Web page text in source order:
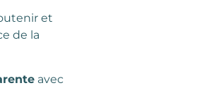
et
de la
avec